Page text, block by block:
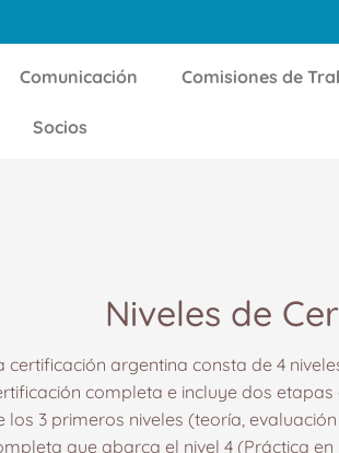
Comunicación Comisiones de
Socios
Niveles de
certificación argentina consta de 4
completa e incluye dos
los 3 primeros niveles (teoría,
que abarca el nivel 4 (Práctica en